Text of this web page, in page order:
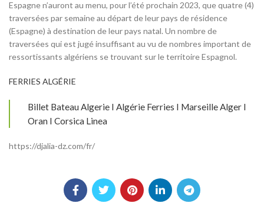
Espagne n’auront au menu, pour l’été prochain 2023, que quatre (4)
traversées par semaine au départ de leur pays de résidence
(Espagne) à destination de leur pays natal. Un nombre de
traversées qui est jugé insuffisant au vu de nombres important de
ressortissants algériens se trouvant sur le territoire Espagnol.
FERRIES ALGÉRIE
Billet Bateau Algerie I Algérie Ferries I Marseille Alger I
Oran I Corsica Linea
https://djalia-dz.com/fr/